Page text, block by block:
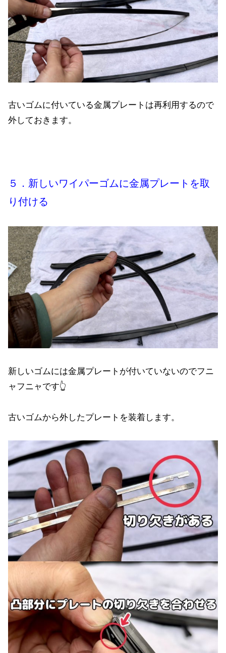
古いゴムに付いている金属プレートは再利用するので
外しておきます。
５．新しいワイパーゴムに金属プレートを取
り付ける
新しいゴムには金属プレートが付いていないのでフニ
ャフニャです👆
古いゴムから外したプレートを装着します。